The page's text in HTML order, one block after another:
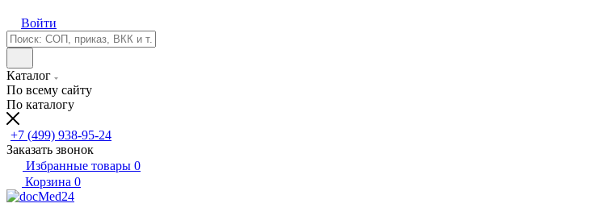
Войти
Каталог
По всему сайту
По каталогу
+7 (499) 938-95-24
Заказать звонок
Избранные товары 0
Корзина 0